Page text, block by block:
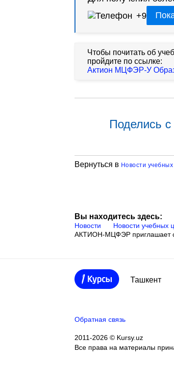
+9
Чтобы почитать об
пройдите по ссылке:
Актион МЦФЭР-У
Поделись
Вернуться в Новости
Вы находитесь здесь:
Новости
Новости учебных
АКТИОН-МЦФЭР приглашает
Ташкент
Обратная связь
2011-2026 © Kursy.uz
Все права на материалы